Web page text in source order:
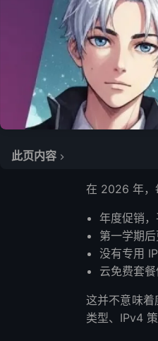
此页内容
什么才是真正的 Linux VPS？
2026 年最便宜的 Linux VPS 路
1.年度KVM VPS促销
2.主流VPS优惠价
3. 每小时 Linux VPS 用于短期测试
5.云免费Linux服务器
在 2026 年，
年度促销，
第一学期后
没有专用
云免费套
这并不意味
类型、IPv4